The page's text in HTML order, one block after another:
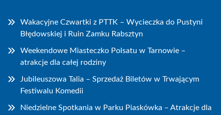
Wakacyjne Czwartki z PTTK – Wycieczka do Pustyni
Błędowskiej i Ruin Zamku Rabsztyn
Weekendowe Miasteczko Polsatu w Tarnowie –
atrakcje dla całej rodziny
Jubileuszowa Talia – Sprzedaż Biletów w Trwającym
Festiwalu Komedii
Niedzielne Spotkania w Parku Piaskówka – Atrakcje dla